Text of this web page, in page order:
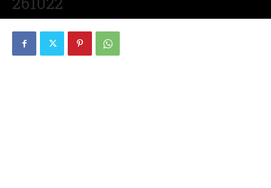
October 27, 2022